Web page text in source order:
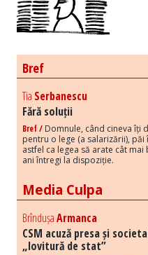
Bref
Tia Serbanescu
Fără soluții
Bref / Domnule, când cineva îți
pentru o lege (a salarizării),
astfel ca legea să arate cât
ani întregi la dispoziție.
Media Culpa
BrîndușaArmanca
CSM acuză presa și
„lovitură de stat”